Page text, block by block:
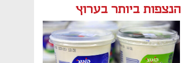
הנצפות ביותר בערוץ